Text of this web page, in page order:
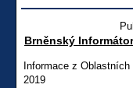
Brněnský
Informace z
2019